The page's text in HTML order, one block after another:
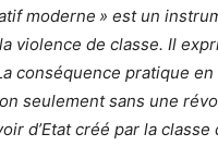
moderne » est un
violence de classe. Il
conséquence pratique
seulement sans une
d’Etat créé par la classe